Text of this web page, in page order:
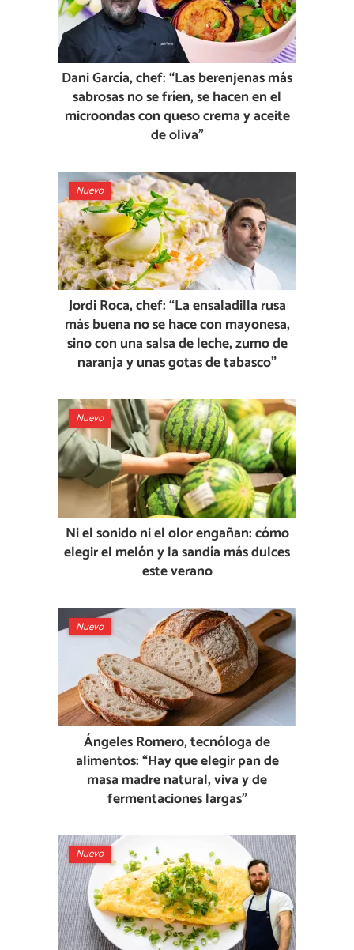
Dani García, chef: “Las berenjenas más
sabrosas no se fríen, se hacen en el
microondas con queso crema y aceite
de oliva”
Nuevo
Jordi Roca, chef: “La ensaladilla rusa
más buena no se hace con mayonesa,
sino con una salsa de leche, zumo de
naranja y unas gotas de tabasco”
Nuevo
Ni el sonido ni el olor engañan: cómo
elegir el melón y la sandía más dulces
este verano
Nuevo
Ángeles Romero, tecnóloga de
alimentos: “Hay que elegir pan de
masa madre natural, viva y de
fermentaciones largas”
Nuevo